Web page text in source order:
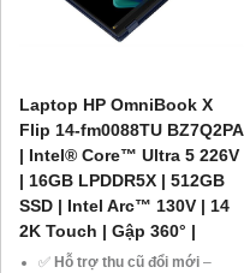
Laptop HP OmniBook X
Flip 14-fm0088TU BZ7Q2PA
| Intel® Core™ Ultra 5 226V
| 16GB LPDDR5X | 512GB
SSD | Intel Arc™ 130V | 14
2K Touch | Gập 360° |
✅ Hỗ trợ thu cũ đổi mới –